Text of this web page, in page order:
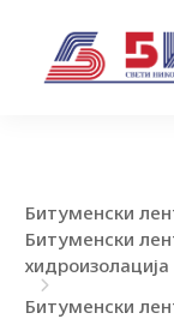
Битуменски
Битуменски
Битуменски